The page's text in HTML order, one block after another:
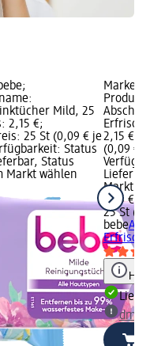
Mild, 25
2,15 €;
25 St (0,09 € je
Status
Status
Markt wählen
Marke:
2,15 €;
(0,09 €
Markt
2,15 €
25 St
bebe
dm